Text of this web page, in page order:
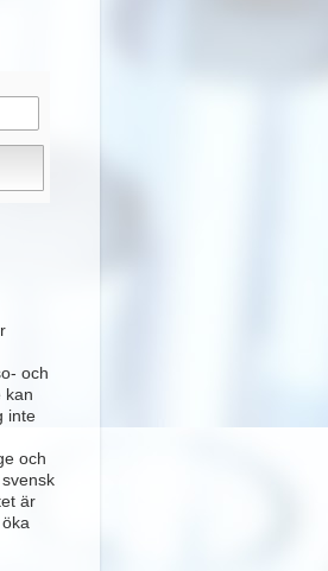
och
kan
inte
och
är